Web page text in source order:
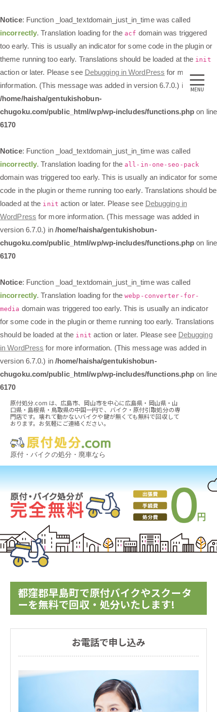
Notice: Function _load_textdomain_just_in_time was called
incorrectly. Translation loading for the acf domain was triggered
too early. This is usually an indicator for some code in the plugin or
theme running too early. Translations should be loaded at the init
action or later. Please see Debugging in WordPress for more
information. (This message was added in version 6.7.0.) in
/home/haisha/gentukishobun-
chugoku.com/public_html/wp/wp-includes/functions.php on line
6170
Notice: Function _load_textdomain_just_in_time was called
incorrectly. Translation loading for the all-in-one-seo-pack
domain was triggered too early. This is usually an indicator for some
code in the plugin or theme running too early. Translations should be
loaded at the init action or later. Please see Debugging in
WordPress for more information. (This message was added in
version 6.7.0.) in /home/haisha/gentukishobun-
chugoku.com/public_html/wp/wp-includes/functions.php on line
6170
Notice: Function _load_textdomain_just_in_time was called
incorrectly. Translation loading for thewebp-converter-for-
media domain was triggered too early. This is usually an indicator
for some code in the plugin or theme running too early. Translations
should be loaded at the init action or later. Please see Debugging
in WordPress for more information. (This message was added in
version 6.7.0.) in /home/haisha/gentukishobun-
chugoku.com/public_html/wp/wp-includes/functions.php on line
6170
原付処分.com は、広島市、岡山市を中心に広島県・岡山県・山
口県・島根県・鳥取県の中国一円で、バイク・原付引取処分の専
門店です。壊れて動かないバイクや鍵が無くても無料で回収して
おります。お気軽にご連絡ください。
原付・バイクの処分・廃車なら
MENU
都窪郡早島町で原付バイクやスクータ
ーを無料で回収・処分いたします!
お電話で申し込み